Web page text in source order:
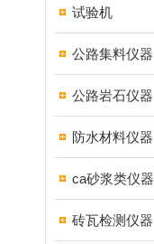
试验机
公路集料仪器
公路岩石仪器
防水材料仪器
ca砂浆类仪器
砖瓦检测仪器